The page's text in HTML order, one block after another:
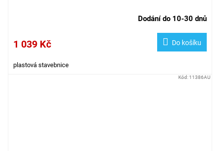
Dodání do 10-30 dnů
1 039 Kč Do košíku
plastová stavebnice
Kód: 11386AU